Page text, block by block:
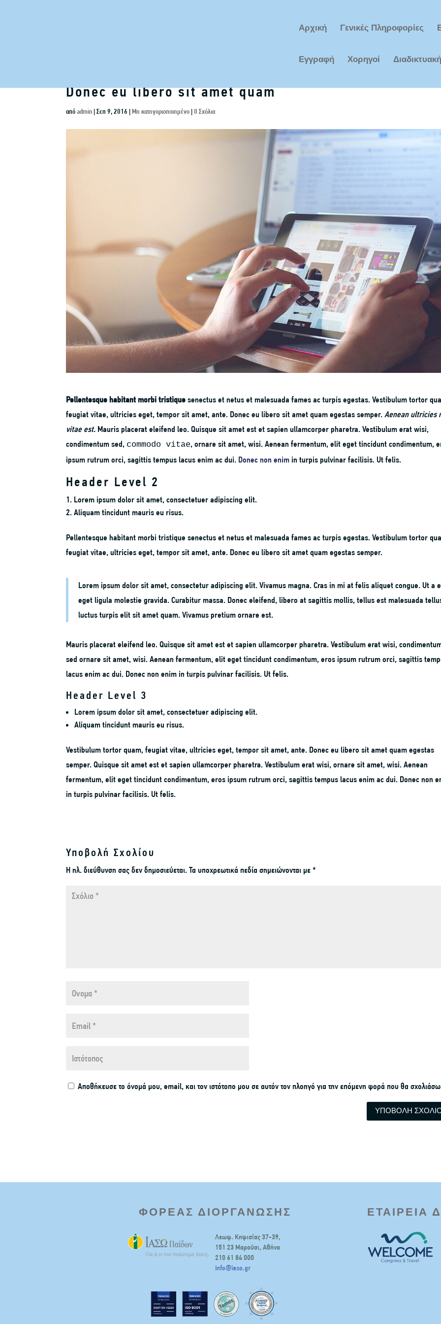
Αρχική Γενικές Πληροφορίες
Εγγραφή Χορηγοί
Donec eu libero sit amet quam
απόadmin |Σεπ 9, 2016 | Μη κατηγοριοποιημένο |0 Σχόλια
Pellentesque habitant morbi tristique senectus et netus et malesuada fames ac turpis egestas. Vestibulum tortor
feugiat vitae, ultricies eget, tempor sit amet, ante. Donec eu libero sit amet quam egestas semper.Aenean ultricies
vitae est. Mauris placerat eleifend leo. Quisque sit amet est et sapien ullamcorper pharetra. Vestibulum erat wisi,
condimentum sed, commodo vitae, ornare sit amet, wisi. Aenean fermentum, elit eget tincidunt condimentum,
ipsum rutrum orci, sagittis tempus lacus enim ac dui. Donec non enim in turpis pulvinar facilisis. Ut felis.
Header Level 2
Lorem ipsum dolor sit amet, consectetuer adipiscing elit.
Aliquam tincidunt mauris eu risus.
Pellentesque habitant morbi tristique senectus et netus et malesuada fames ac turpis egestas. Vestibulum tortor
feugiat vitae, ultricies eget, tempor sit amet, ante. Donec eu libero sit amet quam egestas semper.
Lorem ipsum dolor sit amet, consectetur adipiscing elit. Vivamus magna. Cras in mi at felis aliquet congue. Ut a
eget ligula molestie gravida. Curabitur massa. Donec eleifend, libero at sagittis mollis, tellus est malesuada
luctus turpis elit sit amet quam. Vivamus pretium ornare est.
Mauris placerat eleifend leo. Quisque sit amet est et sapien ullamcorper pharetra. Vestibulum erat wisi,
sed ornare sit amet, wisi. Aenean fermentum, elit eget tincidunt condimentum, eros ipsum rutrum orci, sagittis
lacus enim ac dui. Donec non enim in turpis pulvinar facilisis. Ut felis.
Header Level 3
Lorem ipsum dolor sit amet, consectetuer adipiscing elit.
Aliquam tincidunt mauris eu risus.
Vestibulum tortor quam, feugiat vitae, ultricies eget, tempor sit amet, ante. Donec eu libero sit amet quam egestas
semper. Quisque sit amet est et sapien ullamcorper pharetra. Vestibulum erat wisi, ornare sit amet, wisi. Aenean
fermentum, elit eget tincidunt condimentum, eros ipsum rutrum orci, sagittis tempus lacus enim ac dui. Donec non
in turpis pulvinar facilisis. Ut felis.
Υποβολή Σχολίου
Η ηλ. διεύθυνση σας δεν δημοσιεύεται. Τα υποχρεωτικά πεδία σημειώνονται με*
Αποθήκευσε το όνομά μου, email, και τον ιστότοπο μου σε αυτόν τον πλοηγό για την επόμενη φορά που θα
ΦΟΡΕΑΣ ΔΙΟΡΓΑΝΩΣΗΣ
Λεωφ. Κηφισίας 37-39,
151 23 Μαρούσι, Αθήνα
210 61 84 000
info@iaso.gr
ΕΤΑΙΡΕΙΑ